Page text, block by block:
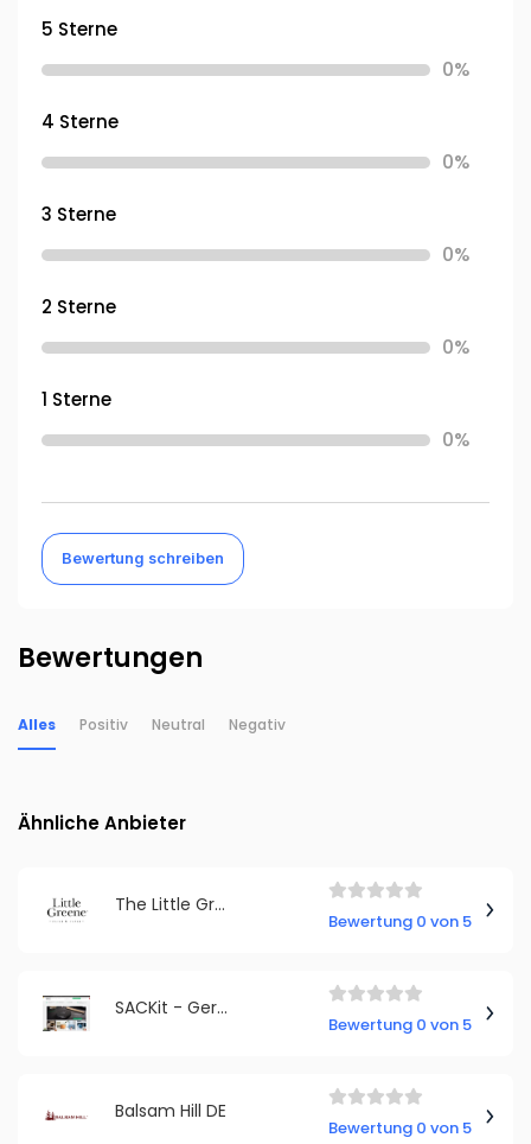
5 Sterne
0%
4 Sterne
0%
3 Sterne
0%
2 Sterne
0%
1 Sterne
0%
Bewertung schreiben
Bewertungen
Alles Positiv Neutral Negativ
Ähnliche Anbieter
The Little Greene Paint Company Germany
Bewertung 0 von 5
SACKit - Germany
Bewertung 0 von 5
Balsam Hill DE
Bewertung 0 von 5